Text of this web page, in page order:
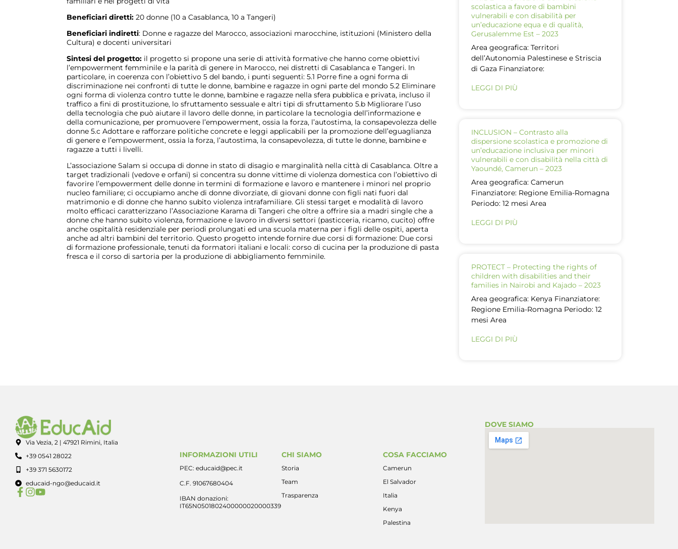
Beneficiari diretti: 20 donne (10 a Casablanca, 10 a Tangeri)
Beneficiari indiretti: Donne e ragazze del Marocco, associazioni marocchine, istituzioni (Ministero della
Cultura) e docenti universitari
Sintesi del progetto: il progetto si propone una serie di attività formative che hanno come obiettivi
l’empowerment femminile e la parità di genere in Marocco, nei distretti di Casablanca e Tangeri. In
particolare, in coerenza con l’obiettivo 5 del bando, i punti seguenti: 5.1 Porre fine a ogni forma di
discriminazione nei confronti di tutte le donne, bambine e ragazze in ogni parte del mondo 5.2 Eliminare
ogni forma di violenza contro tutte le donne, bambine e ragazze nella sfera pubblica e privata, incluso il
traffico a fini di prostituzione, lo sfruttamento sessuale e altri tipi di sfruttamento 5.b Migliorare l’uso
della tecnologia che può aiutare il lavoro delle donne, in particolare la tecnologia dell’informazione e
della comunicazione, per promuovere l’empowerment, ossia la forza, l’autostima, la consapevolezza delle
donne 5.c Adottare e rafforzare politiche concrete e leggi applicabili per la promozione dell’eguaglianza
di genere e l’empowerment, ossia la forza, l’autostima, la consapevolezza, di tutte le donne, bambine e
ragazze a tutti i livelli.
L’associazione Salam si occupa di donne in stato di disagio e marginalità nella città di Casablanca. Oltre a
target tradizionali (vedove e orfani) si concentra su donne vittime di violenza domestica con l’obiettivo di
favorire l’empowerment delle donne in termini di formazione e lavoro e mantenere i minori nel proprio
nucleo familiare; ci occupiamo anche di donne divorziate, di giovani donne con figli nati fuori dal
matrimonio e di donne che hanno subito violenza intrafamiliare. Gli stessi target e modalità di lavoro
molto efficaci caratterizzano l’Associazione Karama di Tangeri che oltre a offrire sia a madri single che a
donne che hanno subito violenza, formazione e lavoro in diversi settori (pasticceria, ricamo, cucito) offre
anche ospitalità residenziale per periodi prolungati ed una scuola materna per i figli delle ospiti, aperta
anche ad altri bambini del territorio. Questo progetto intende fornire due corsi di formazione: Due corsi
di formazione professionale, tenuti da formatori italiani e locali: corso di cucina per la produzione di pasta
fresca e il corso di sartoria per la produzione di abbigliamento femminile.
scolastica a favore di bambini
vulnerabili e con disabilità per
un’educazione equa e di qualità,
Gerusalemme Est – 2023
Area geografica: Territori
dell’Autonomia Palestinese e Striscia
di Gaza Finanziatore:
LEGGI DI PIÙ
INCLUSION – Contrasto alla
dispersione scolastica e promozione di
un’educazione inclusiva per minori
vulnerabili e con disabilità nella città di
Yaoundé, Camerun – 2023
Area geografica: Camerun
Finanziatore: Regione Emilia-Romagna
Periodo: 12 mesi Area
LEGGI DI PIÙ
PROTECT – Protecting the rights of
children with disabilities and their
families in Nairobi and Kajado – 2023
Area geografica: Kenya Finanziatore:
Regione Emilia-Romagna Periodo: 12
mesi Area
LEGGI DI PIÙ
Via Vezia, 2 | 47921 Rimini, Italia
+39 0541 28022
+39 371 5630172
educaid-ngo@educaid.it
INFORMAZIONI UTILI
PEC: educaid@pec.it
C.F. 91067680404
IBAN donazioni:
IT65N0501802400000020000339
CHI SIAMO
Storia
Team
Trasparenza
COSA FACCIAMO
Camerun
El Salvador
Italia
Kenya
Palestina
DOVE SIAMO